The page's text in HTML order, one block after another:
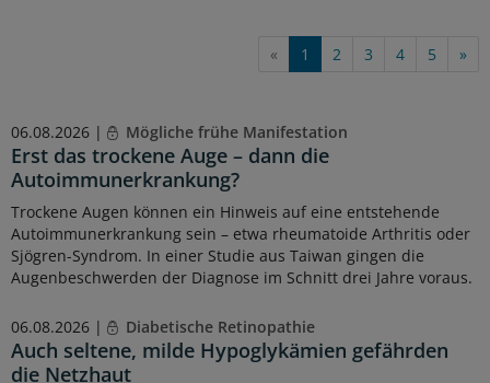
« 1 2 3 4 5 »
06.08.2026 | Mögliche frühe Manifestation
Erst das trockene Auge – dann die
Autoimmunerkrankung?
Trockene Augen können ein Hinweis auf eine entstehende
Autoimmunerkrankung sein – etwa rheumatoide Arthritis oder
Sjögren-Syndrom. In einer Studie aus Taiwan gingen die
Augenbeschwerden der Diagnose im Schnitt drei Jahre voraus.
06.08.2026 | Diabetische Retinopathie
Auch seltene, milde Hypoglykämien gefährden
die Netzhaut